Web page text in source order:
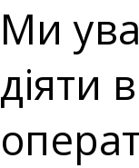
Ми
діяти